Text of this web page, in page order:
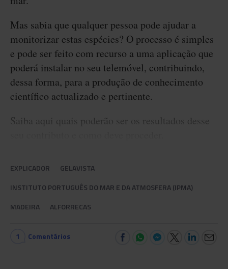
Mas sabia que qualquer pessoa pode ajudar a
monitorizar estas espécies? O processo é simples
e pode ser feito com recurso a uma aplicação que
poderá instalar no seu telemóvel, contribuindo,
dessa forma, para a produção de conhecimento
científico actualizado e pertinente.
Saiba aqui quais poderão ser os resultados desse
EXPLICADOR
GELAVISTA
INSTITUTO PORTUGUÊS DO MAR E DA ATMOSFERA (IPMA)
MADEIRA
ALFORRECAS
1 Comentários